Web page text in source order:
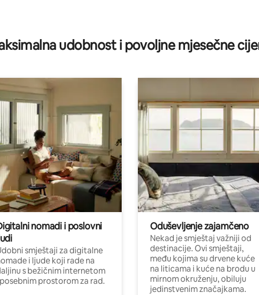
udobnost i povoljne mjesečne
nomadi i poslovni
smještaji za digitalne
i ljude koji rade na
s bežičnim internetom
prostorom za rad.
Oduševljenje zajamčeno
Nekad je smještaj važniji od
destinacije. Ovi smještaji,
među kojima su drvene kuće
na liticama i kuće na brodu u
mirnom okruženju, obiluju
jedinstvenim značajkama.